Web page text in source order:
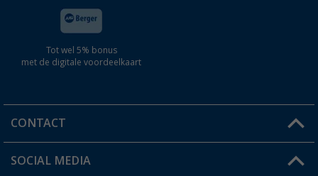
Tot wel 5% bonus
met de digitale voordeelkaart
CONTACT
Een vraag?
SOCIAL MEDIA